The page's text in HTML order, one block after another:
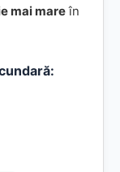
mai mareîn